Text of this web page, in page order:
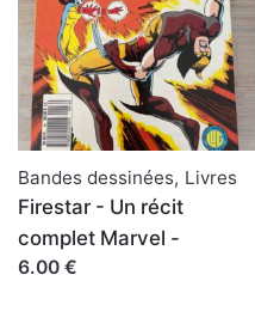
Bandes dessinées, Livres
Firestar - Un récit
complet Marvel -
6.00 €